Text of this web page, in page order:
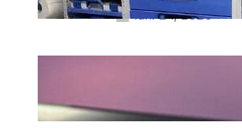
iun. 24, 2026
iun. 23, 2026